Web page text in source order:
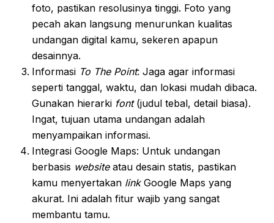
foto, pastikan resolusinya tinggi. Foto yang
pecah akan langsung menurunkan kualitas
undangan digital kamu, sekeren apapun
desainnya.
Informasi To The Point: Jaga agar informasi
seperti tanggal, waktu, dan lokasi mudah dibaca.
Gunakan hierarki font(judul tebal, detail biasa).
Ingat, tujuan utama undangan adalah
menyampaikan informasi.
Integrasi Google Maps: Untuk undangan
berbasis websiteatau desain statis, pastikan
kamu menyertakan linkGoogle Maps yang
akurat. Ini adalah fitur wajib yang sangat
membantu tamu.